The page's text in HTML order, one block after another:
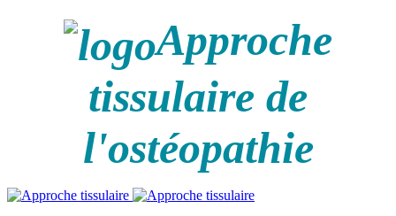
Approche
tissulaire de
l'ostéopathie